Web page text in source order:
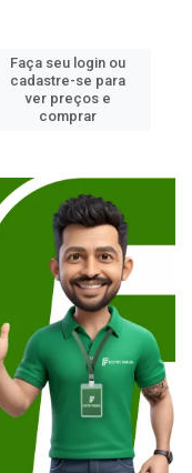
Faça seu login
cadastre-se
ver preços e